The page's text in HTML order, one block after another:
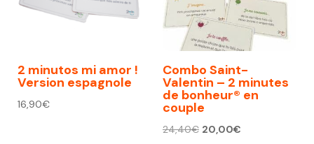
2 minutos mi amor !
Version espagnole
16,90€
Combo Saint-
Valentin – 2 minutes
de bonheur® en
couple
24,40€ Le
20,00€Le